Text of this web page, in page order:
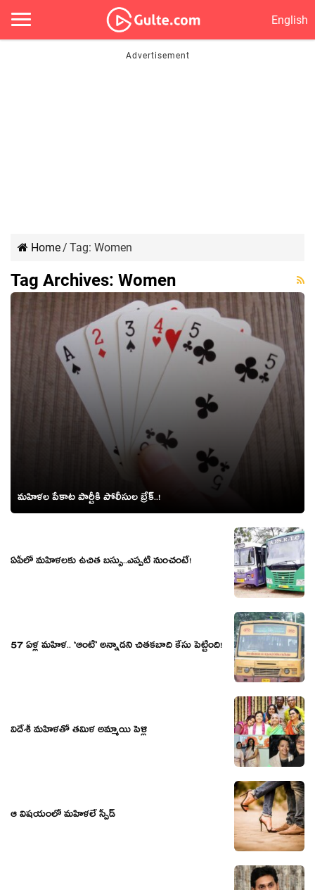
English
Home/ Tag: Women
Tag Archives: Women
మహిళల పేకాట పార్టీకి పోలీసుల బ్రేక్..!
ఏపీలో మ‌హిళ‌ల‌కు ఉచిత బ‌స్సు..ఎప్ప‌టి నుంచంటే!
57 ఏళ్ల మ‌హిళ‌.. ‘ఆంటీ’ అన్నాడ‌ని చిత‌క‌బాది కేసు పెట్టింది!
విదేశీ మహిళతో తమిళ అమ్మాయి పెళ్లి
ఆ విష‌యంలో మ‌హిళ‌లే స్పీడ్